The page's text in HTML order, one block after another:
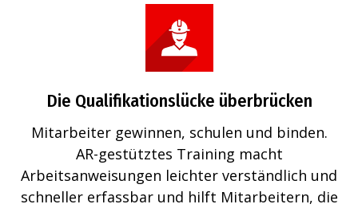
Die Qualifikationslücke überbrücken
Mitarbeiter gewinnen, schulen und binden.
AR-gestütztes Training macht
Arbeitsanweisungen leichter verständlich und
schneller erfassbar und hilft Mitarbeitern, die